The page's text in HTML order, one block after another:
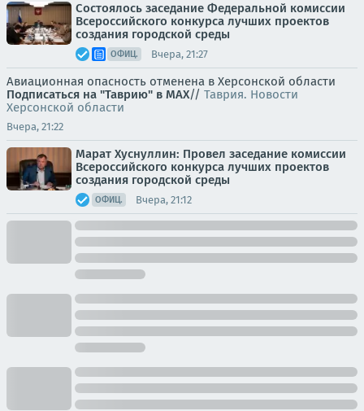
Состоялось заседание Федеральной комиссии
Всероссийского конкурса лучших проектов
создания городской среды
ОФИЦ. Вчера, 21:27
Авиационная опасность отменена в Херсонской области
Подписаться на "Таврию" в MAX// Таврия. Новости
Херсонской области
Вчера, 21:22
Марат Хуснуллин: Провел заседание комиссии
Всероссийского конкурса лучших проектов
создания городской среды
ОФИЦ. Вчера, 21:12